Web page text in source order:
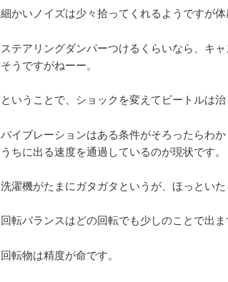
細かいノイズは少々拾ってくれるようですが体
ステアリングダンパーつけるくらいなら、キ
そうですがねーー。
ということで、ショックを変えてビートルは治
バイブレーションはある条件がそろったらわ
うちに出る速度を通過しているのが現状です。
洗濯機がたまにガタガタというが、ほっといた
回転バランスはどの回転でも少しのことで出ま
回転物は精度が命です。